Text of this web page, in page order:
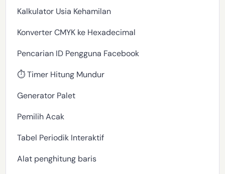
Kalkulator Usia Kehamilan
Konverter CMYK ke Hexadecimal
Pencarian ID Pengguna Facebook
⏱️ Timer Hitung Mundur
Generator Palet
Pemilih Acak
Tabel Periodik Interaktif
Alat penghitung baris